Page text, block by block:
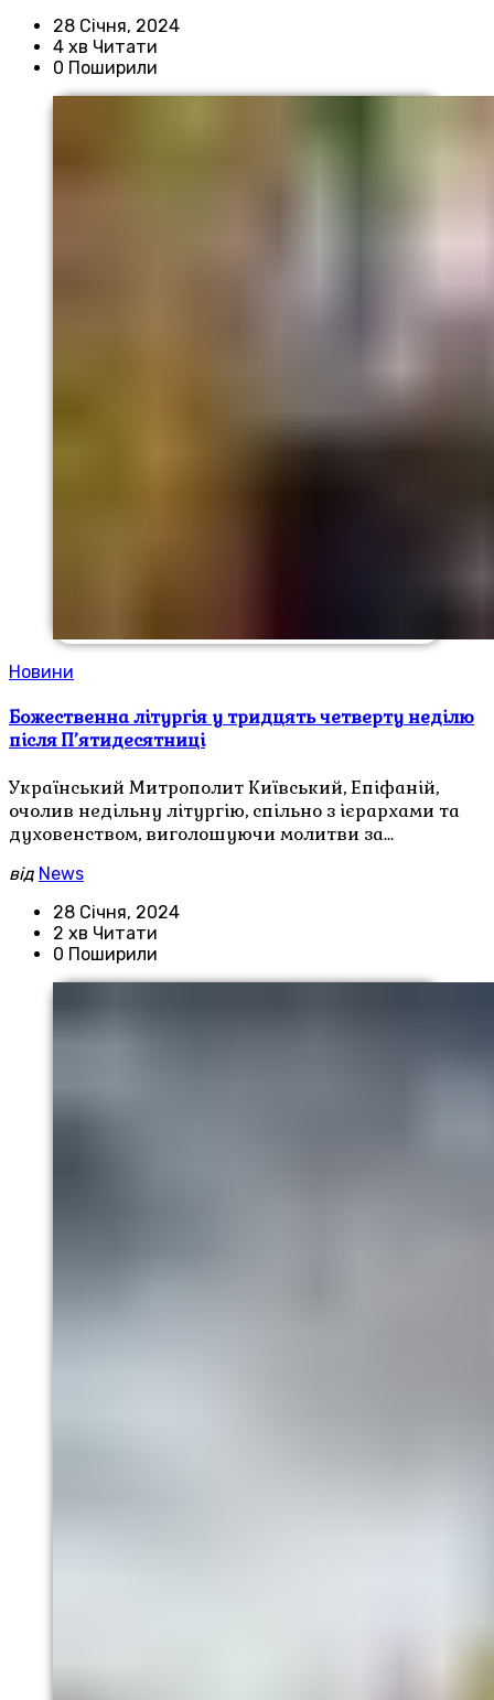
28 Січня, 2024
4 хв Читати
0 Поширили
Новини
Божественна літургія у тридцять четверту неділю
після П’ятидесятниці
Український Митрополит Київський, Епіфаній,
очолив недільну літургію, спільно з ієрархами та
духовенством, виголошуючи молитви за…
від News
28 Січня, 2024
2 хв Читати
0 Поширили